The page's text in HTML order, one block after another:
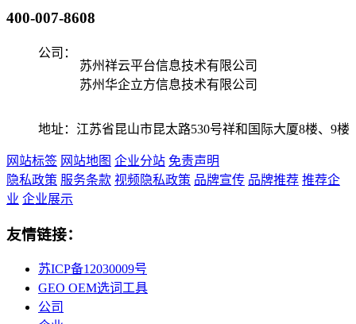
400-007-8608
公司：
苏州祥云平台信息技术有限公司
苏州华企立方信息技术有限公司
地址：江苏省昆山市昆太路530号祥和国际大厦8楼、9楼
网站标签 网站地图 企业分站 免责声明
隐私政策 服务条款 视频隐私政策 品牌宣传 品牌推荐 推荐企
业 企业展示
友情链接：
苏ICP备12030009号
GEO OEM选词工具
公司